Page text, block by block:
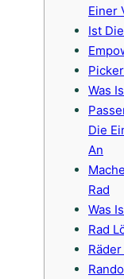
Einer
Ist
Was
Die
An
Rad
Was
Rad